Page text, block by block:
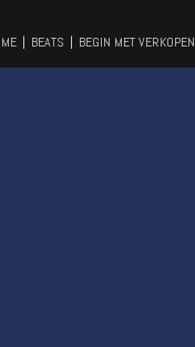
BEATS BEGIN MET VERKOPEN